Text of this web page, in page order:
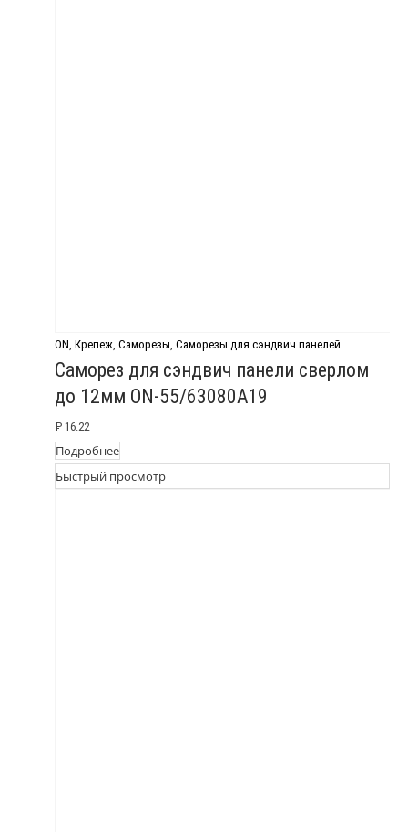
ON Крепеж Саморезы Саморезы для сэндвич панелей
Саморез для сэндвич панели сверлом
до 12мм ON-55/63080A19
₽ 16.22
Подробнее
Быстрый просмотр